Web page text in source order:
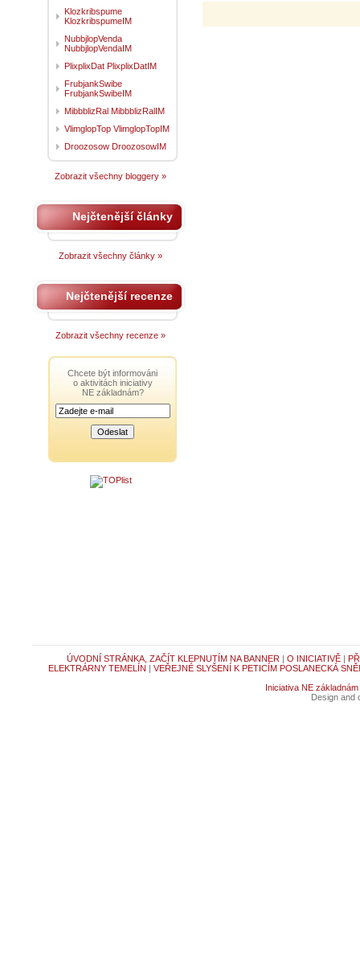
Klozkribspume
KlozkribspumeIM
NubbjlopVenda
NubbjlopVendaIM
PlixplixDat PlixplixDatIM
FrubjankSwibe
FrubjankSwibeIM
MibbblizRal MibbblizRalIM
VlimglopTop VlimglopTopIM
Droozosow DroozosowIM
Zobrazit všechny bloggery »
Nejčtenější články
Zobrazit všechny články »
Nejčtenější recenze
Zobrazit všechny recenze »
Chcete být informováni
o aktivitách iniciativy
NE základnám?
ÚVODNÍ STRÁNKA, ZAČÍT KLEPNUTÍM NA BANNER | O INICIATIVĚ|
ELEKTRÁRNY TEMELÍN | VEŘEJNÉ SLYŠENÍ K PETICÍM POSLANECKÁ
Iniciativa NE základnám
Design and